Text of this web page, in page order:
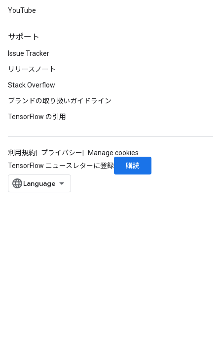
YouTube
サポート
Issue Tracker
リリースノート
Stack Overflow
ブランドの取り扱いガイドライン
TensorFlow の引用
利用規約 プライバシー
Manage cookies
TensorFlow ニュースレターに登録
購読